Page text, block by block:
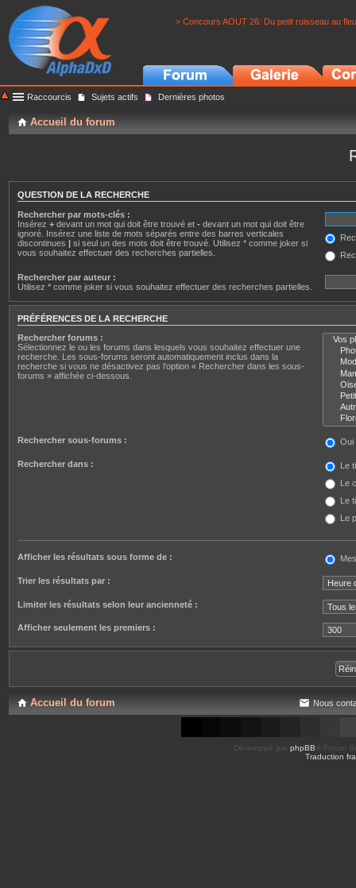
> Concours AOUT 26: Du petit ruisseau au
Raccourcis Sujets actifs Dernières photos
Accueil du forum
QUESTION DE LA RECHERCHE
Rechercher par mots-clés :
Insérez + devant un mot qui doit être trouvé et - devant un mot qui doit être
ignoré. Insérez une liste de mots séparés entre des barres verticales
discontinues | si seul un des mots doit être trouvé. Utilisez * comme joker si
vous souhaitez effectuer des recherches partielles.
Rechercher par auteur :
Utilisez * comme joker si vous souhaitez effectuer des recherches partielles.
PRÉFÉRENCES DE LA RECHERCHE
Rechercher forums :
Sélectionnez le ou les forums dans lesquels vous souhaitez effectuer une
recherche. Les sous-forums seront automatiquement inclus dans la
recherche si vous ne désactivez pas l’option « Rechercher dans les sous-
forums » affichée ci-dessous.
Rechercher sous-forums : Oui
Rechercher dans :
Le
Le
Le
Le
Afficher les résultats sous forme de :
Trier les résultats par :
Limiter les résultats selon leur ancienneté :
Afficher seulement les premiers :
Accueil du forum Nous
Développé par phpBB ® Forum
Traduction